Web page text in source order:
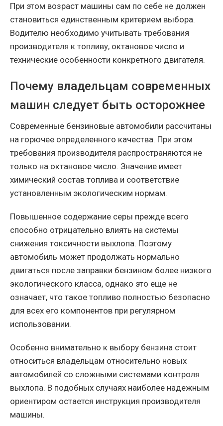
При этом возраст машины сам по себе не должен
становиться единственным критерием выбора.
Водителю необходимо учитывать требования
производителя к топливу, октановое число и
технические особенности конкретного двигателя.
Почему владельцам современных
машин следует быть осторожнее
Современные бензиновые автомобили рассчитаны
на горючее определенного качества. При этом
требования производителя распространяются не
только на октановое число. Значение имеет
химический состав топлива и соответствие
установленным экологическим нормам.
Повышенное содержание серы прежде всего
способно отрицательно влиять на системы
снижения токсичности выхлопа. Поэтому
автомобиль может продолжать нормально
двигаться после заправки бензином более низкого
экологического класса, однако это еще не
означает, что такое топливо полностью безопасно
для всех его компонентов при регулярном
использовании.
Особенно внимательно к выбору бензина стоит
относиться владельцам относительно новых
автомобилей со сложными системами контроля
выхлопа. В подобных случаях наиболее надежным
ориентиром остается инструкция производителя
машины.